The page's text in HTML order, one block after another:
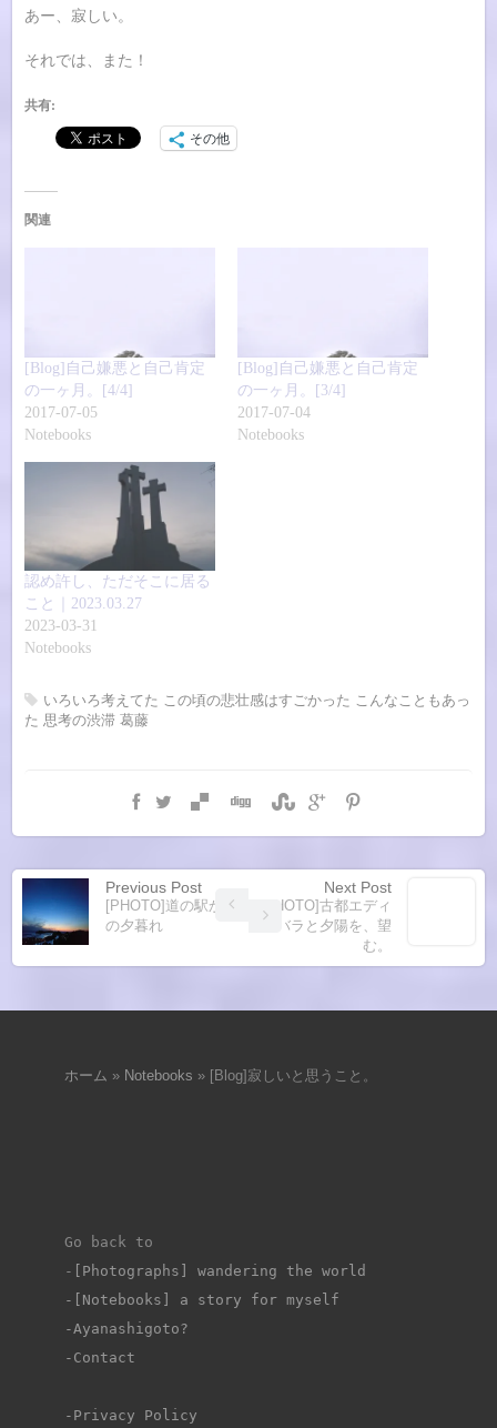
あー、寂しい。
それでは、また！
共有:
その他
関連
[Blog]自己嫌悪と自己肯定
の一ヶ月。[4/4]
2017-07-05
Notebooks
[Blog]自己嫌悪と自己肯定
の一ヶ月。[3/4]
2017-07-04
Notebooks
認め許し、ただそこに居る
こと｜2023.03.27
2023-03-31
Notebooks
いろいろ考えてた この頃の悲壮感はすごかった こんなこともあっ
た 思考の渋滞 葛藤
Previous Post
[PHOTO]道の駅から
の夕暮れ
Next Post
[PHOTO]古都エディ
ンバラと夕陽を、望
む。
ホーム » Notebooks » [Blog]寂しいと思うこと。
Go back to
- [Photographs] wandering the world
-[Notebooks] a story for myself
-Ayanashigoto?
-Contact
-Privacy Policy